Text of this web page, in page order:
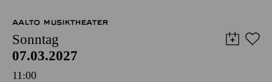
AALTO MUSIKTHEATER
Sonntag
07.03.2027
11:00